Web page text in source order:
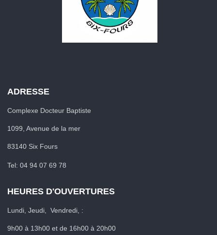
ADRESSE
Complexe Docteur Baptiste
1099, Avenue de la mer
83140 Six Fours
Tel: 04 94 07 69 78
HEURES D'OUVERTURES
Lundi, Jeudi, Vendredi, :
9h00 à 13h00 et de 16h00 à 20h00